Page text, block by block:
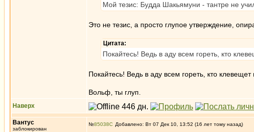
Мой тезис: Будда Шакьямуни - тантре не
Это не тезис, а просто глупое утверждение,
Цитата:
Покайтесь! Ведь в аду всем гореть, кто
Покайтесь! Ведь в аду всем гореть, кто
Вольф, ты глуп.
Наверх
Вантус
заблокирован
№85038 Добавлено: Вт 07 Дек 10, 13:52 (16 лет тому назад)